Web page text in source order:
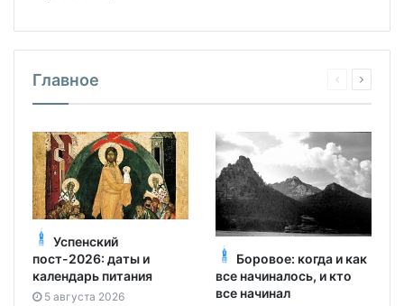
Главное
Успенский
пост-2026: даты и
календарь питания
5 августа 2026
Боровое: когда и как
все начиналось, и кто
все начинал